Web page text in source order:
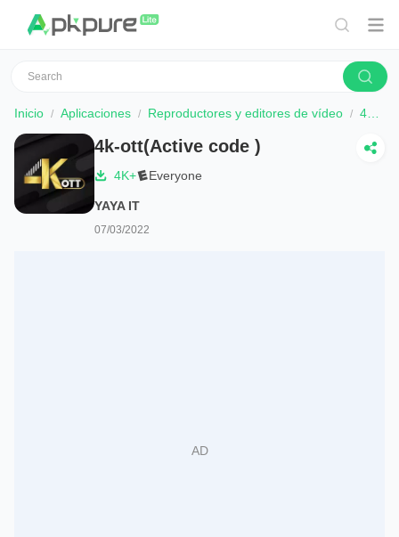
Inicio Aplicaciones Reproductores y editores de vídeo 4k-ott(Active code )
4k-ott(Active code )
4K+ Everyone
YAYA IT
07/03/2022